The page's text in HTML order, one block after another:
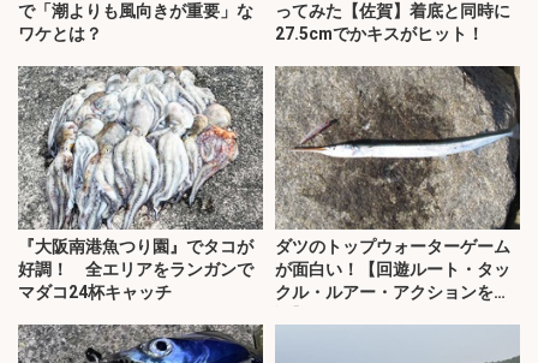
で「潮よりも風向きが重要」な
ワケとは？
ってみた【佐賀】着底と同時に
27.5cmでかキスがヒット！
『大阪南港魚つり園』でタコが
好調！ 全エリアをランガンで
マダコ24杯キャッチ
ダツのトップウォーターゲーム
が面白い！【回遊ルート・タッ
クル・ルアー・アクションを解